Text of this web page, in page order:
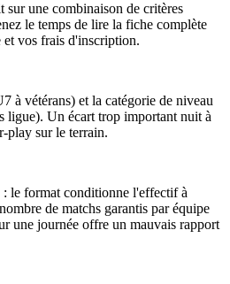
sur une combinaison de critères
le temps de lire la fiche complète
et vos frais d'inscription.
à vétérans) et la catégorie de niveau
ligue). Un écart trop important nuit à
play sur le terrain.
le format conditionne l'effectif à
de matchs garantis par équipe
une journée offre un mauvais rapport